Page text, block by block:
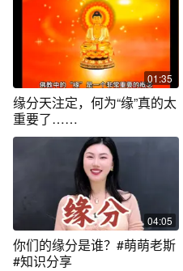
01:35
缘分天注定，何为“缘”真的太
重要了……
04:05
你们的缘分是谁？#萌萌老斯
#知识分享